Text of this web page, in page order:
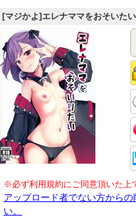
[マジかよ]エレナママをおそいた
※必ず利用規約にご同意頂いた上
アップロード者でない方から
い。